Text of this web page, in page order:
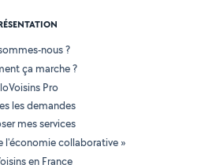
nous ?
ça marche ?
Pro
les demandes
mes services
l'économie collaborative »
en France